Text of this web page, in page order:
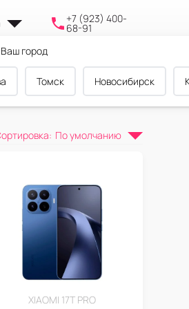
город
Томск Новосибирск
+7 (923) 400-
68-91
Cравнение Корзина
: По умолчанию
XIAOMI 17T PRO